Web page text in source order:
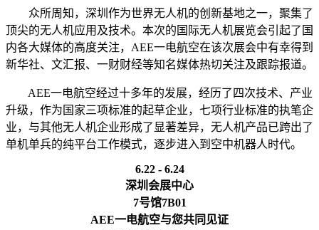
众所周知，深圳作为世界无人机的创新基地之一，聚集了
顶尖的无人机应用及技术。本次的国际无人机展览会引起了国
内各大媒体的高度关注，AEE一电航空在该次展会中有幸得到
新华社、文汇报、一财财经等知名媒体热切关注及跟踪报道。
AEE一电航空经过十多年的发展，经历了四次技术、产业
升级，作为国家三项标准的起草企业，七项行业标准的执笔企
业，与其他无人机企业形成了显著差异，无人机产品已跨出了
单机单兵的纯平台工作模式，逐步进入到空中机器人时代。
6.22 - 6.24
深圳会展中心
7号馆7B01
AEE一电航空与您共同见证